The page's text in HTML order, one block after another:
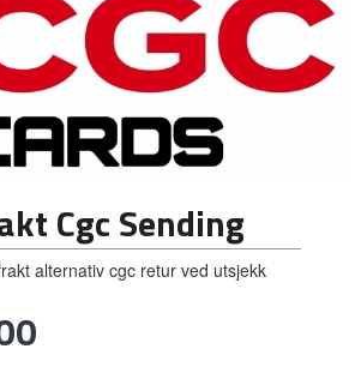
Cgc Sending
alternativ cgc retur ved utsjekk